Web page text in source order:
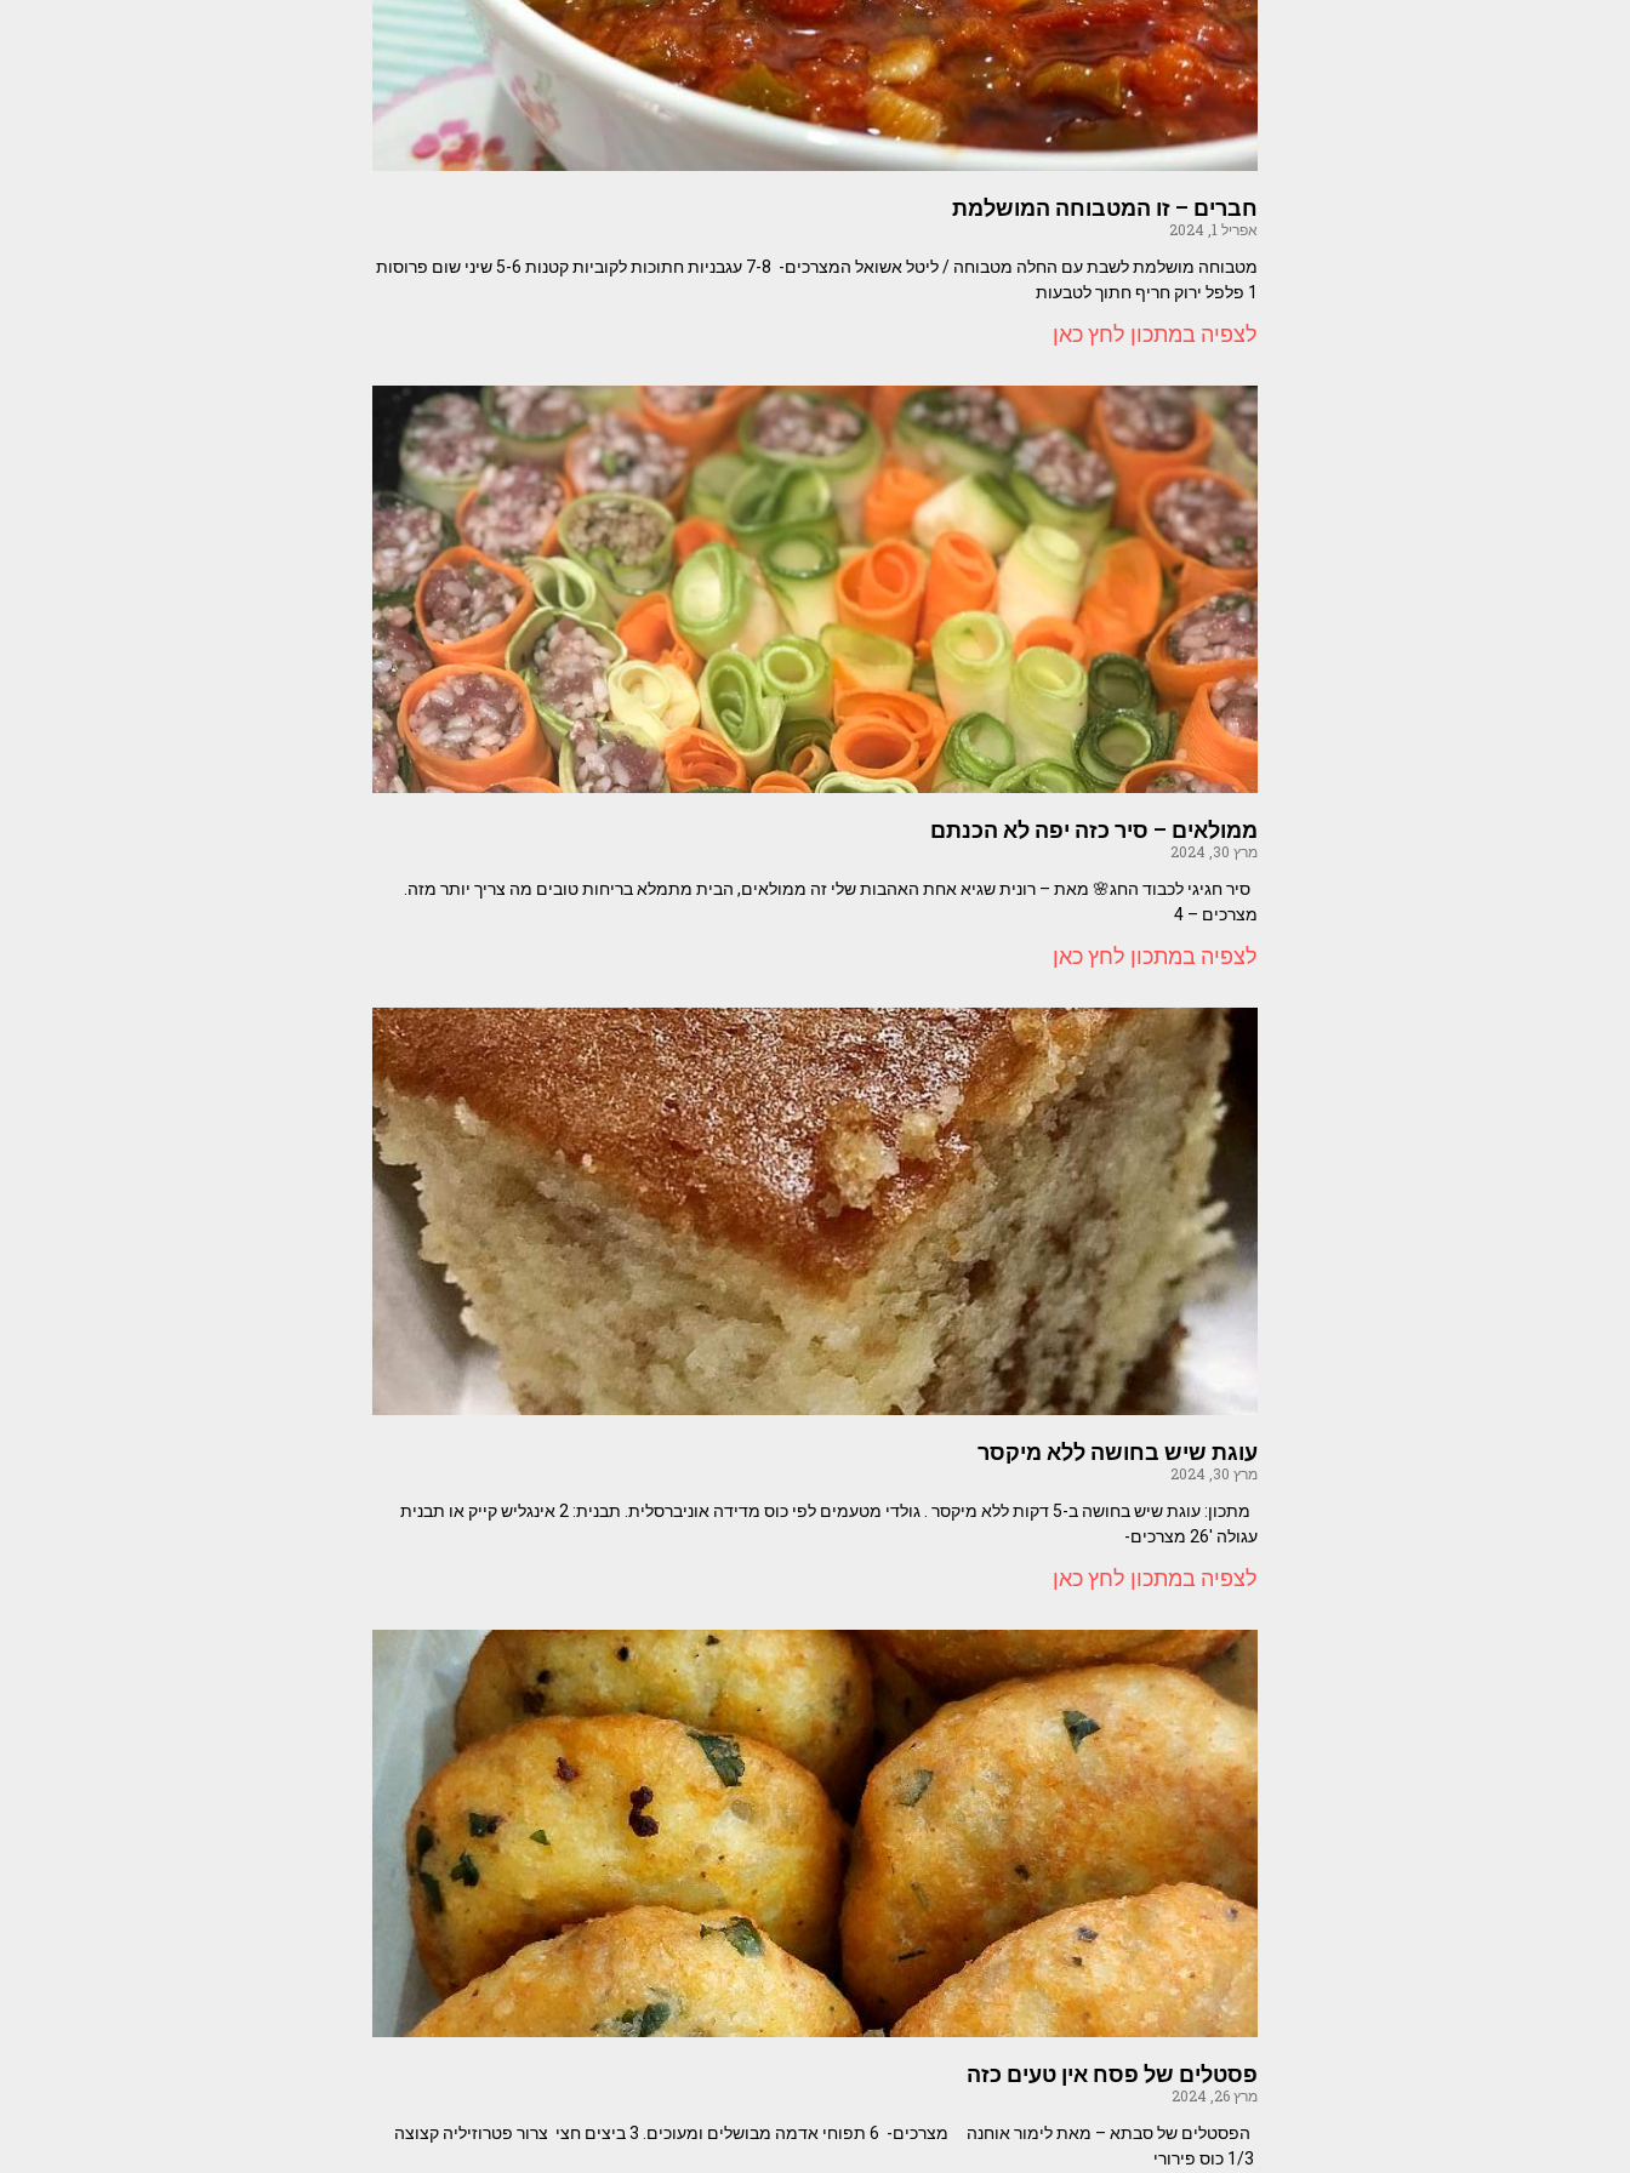
חברים – זו המטבוחה המושלמת
אפריל 1, 2024
מטבוחה מושלמת לשבת עם החלה מטבוחה / ליטל אשואל המצרכים- 7-8 עגבניות חתוכות לקוביות קטנות 5-6 שיני שום פרוסות
1 פלפל ירוק חריף חתוך לטבעות
לצפיה במתכון לחץ כאן
ממולאים – סיר כזה יפה לא הכנתם
מרץ 30, 2024
סיר חגיגי לכבוד החג🌸 מאת – רונית שגיא אחת האהבות שלי זה ממולאים, הבית מתמלא בריחות טובים מה צריך יותר מזה.
מצרכים – 4
לצפיה במתכון לחץ כאן
עוגת שיש בחושה ללא מיקסר
מרץ 30, 2024
מתכון: עוגת שיש בחושה ב-5 דקות ללא מיקסר . גולדי מטעמים לפי כוס מדידה אוניברסלית. תבנית: 2 אינגליש קייק או תבנית
עגולה '26 מצרכים-
לצפיה במתכון לחץ כאן
פסטלים של פסח אין טעים כזה
מרץ 26, 2024
הפסטלים של סבתא – מאת לימור אוחנה מצרכים- 6 תפוחי אדמה מבושלים ומעוכים. 3 ביצים חצי צרור פטרוזיליה קצוצה